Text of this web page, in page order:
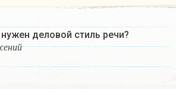
деловой стиль речи?
е н и й
ж ений